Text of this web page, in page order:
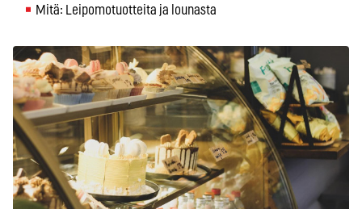
Mitä: Leipomotuotteita ja lounasta